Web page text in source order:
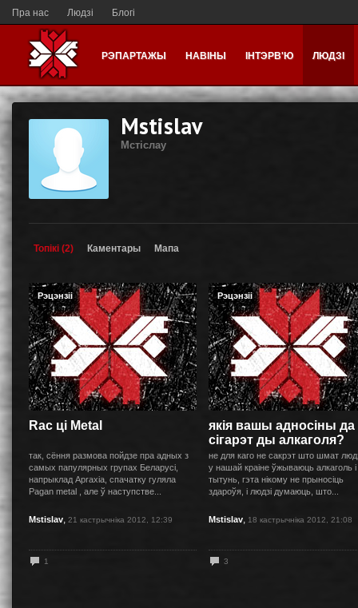
Пра нас Людзі Блогі
РЭПАРТАЖЫ НАВІНЫ ІНТЭРВ'Ю ЛЮДЗІ
Mstislav
Мстiслау
Топікі (2) Каментары Мапа
Рэцэнзіі
Rac цi Metal
так, сёння размова пойдзе пра адных з
самых папулярных групах Беларусі,
напрыклад Apraxia, спачатку гуляла
Pagan metal , але ў наступстве...
Mstislav, 21 кастрычніка 2012, 12:39
1
Рэцэнзіі
якiя вашы адносiны да
сiгарэт ды алкаголя?
не для каго не сакрэт што шмат
у нашай краіне ўжываюць алкаголь і
тытунь, гэта нікому не прыносіць
здароўя, і людзі думаюць, што...
Mstislav, 18 кастрычніка 2012, 21:08
3